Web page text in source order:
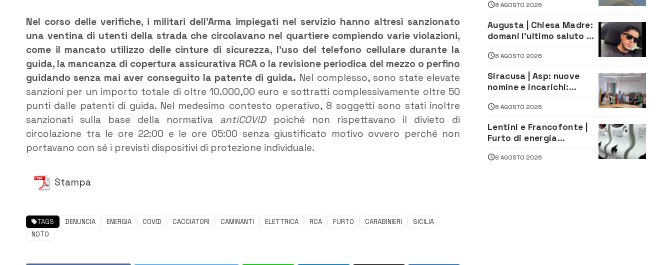
Nel corso delle verifiche, i militari dell’Arma impiegati nel servizio hanno altresì sanzionato
una ventina di utenti della strada che circolavano nel quartiere compiendo varie violazioni,
come il mancato utilizzo delle cinture di sicurezza, l’uso del telefono cellulare durante la
guida, la mancanza di copertura assicurativa RCA o la revisione periodica del mezzo o perfino
guidando senza mai aver conseguito la patente di guida. Nel complesso, sono state elevate
sanzioni per un importo totale di oltre 10.000,00 euro e sottratti complessivamente oltre 50
punti dalle patenti di guida. Nel medesimo contesto operativo, 8 soggetti sono stati inoltre
sanzionati sulla base della normativa antiCOVIDpoiché non rispettavano il divieto di
circolazione tra le ore 22:00 e le ore 05:00 senza giustificato motivo ovvero perché non
portavano con sé i previsti dispositivi di protezione individuale.
Stampa
TAGS DENUNCIA ENERGIA COVID CACCIATORI CAMINANTI ELETTRICA RCA FURTO CARABINIERI
SICILIA
NOTO
attività all’aeroporto di
Fontanarossa
8 AGOSTO 2026
Augusta | Chiesa Madre:
domani l’ultimo saluto ad
morto in un incidente
8 AGOSTO 2026
Siracusa | Asp: nuove
nomine e incarichi:
di Sanità pubblica,
Legale
8 AGOSTO 2026
Lentini e Francofonte |
Furto di energia
persone
8 AGOSTO 2026